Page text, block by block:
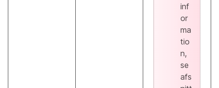
inf
or
ma
tio
n,
se
afs